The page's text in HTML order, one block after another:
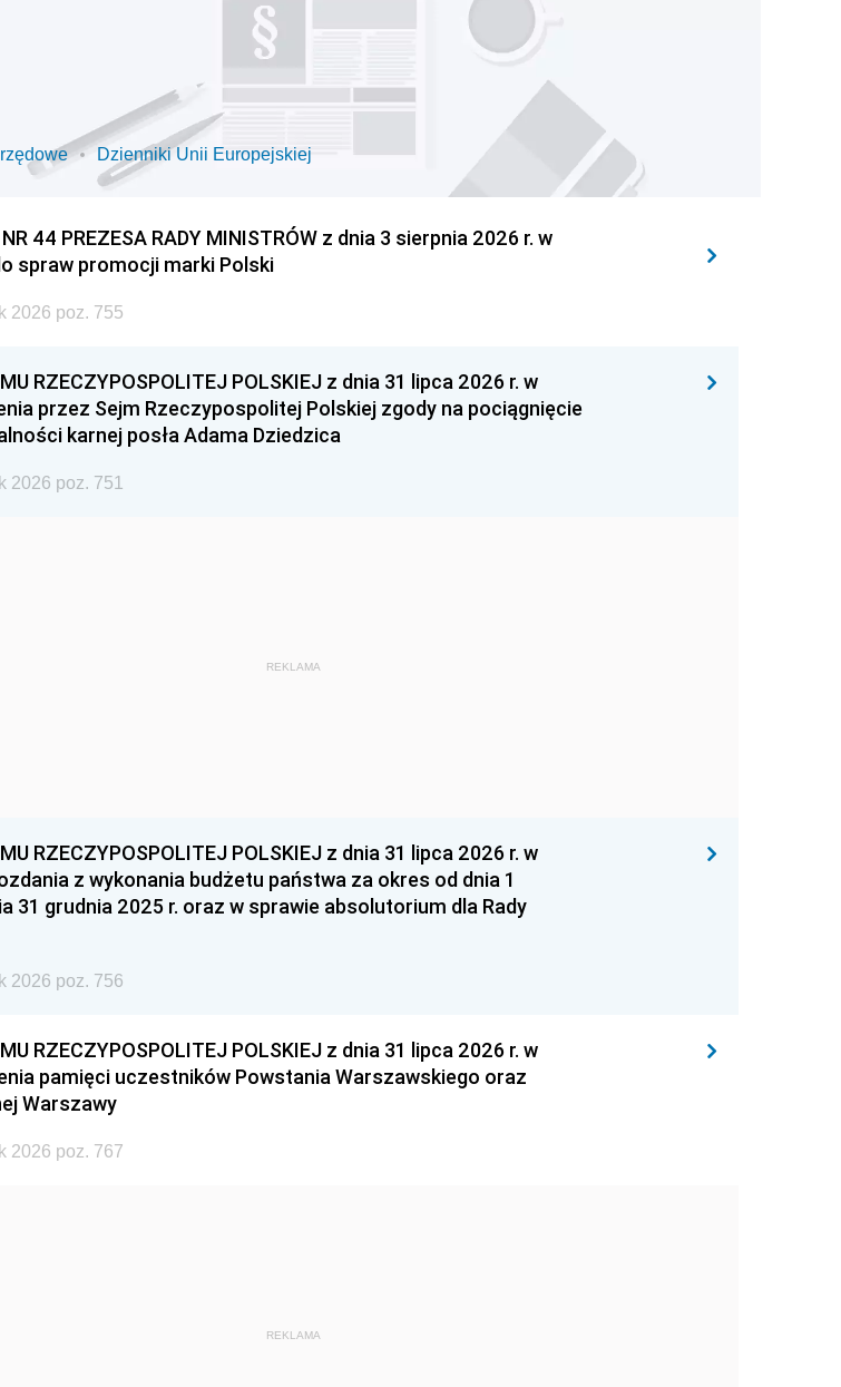
Dzienniki Unii Europejskiej
44 PREZESA RADY MINISTRÓW z dnia 3 sierpnia 2026 r. w
spraw promocji marki Polski
2026 poz. 755
RZECZYPOSPOLITEJ POLSKIEJ z dnia 31 lipca 2026 r. w
przez Sejm Rzeczypospolitej Polskiej zgody na pociągnięcie
karnej posła Adama Dziedzica
2026 poz. 751
REKLAMA
RZECZYPOSPOLITEJ POLSKIEJ z dnia 31 lipca 2026 r. w
z wykonania budżetu państwa za okres od dnia 1
31 grudnia 2025 r. oraz w sprawie absolutorium dla Rady
2026 poz. 756
RZECZYPOSPOLITEJ POLSKIEJ z dnia 31 lipca 2026 r. w
pamięci uczestników Powstania Warszawskiego oraz
Warszawy
2026 poz. 767
REKLAMA